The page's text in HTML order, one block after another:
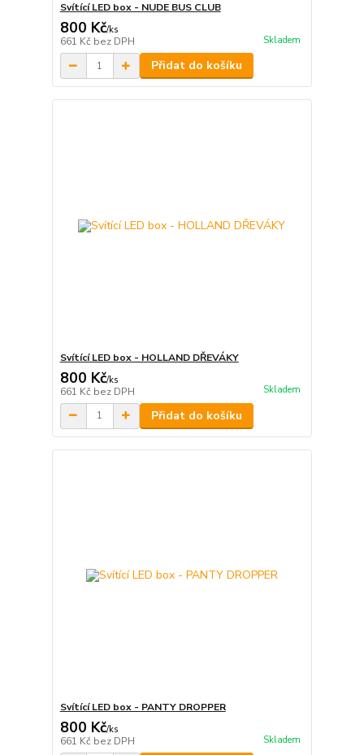
Svítící LED box - NUDE BUS CLUB
800 Kč/ks
661 Kč bez DPH Skladem
Přidat do košíku
Svítící LED box - HOLLAND DŘEVÁKY
800 Kč/ks
661 Kč bez DPH Skladem
Přidat do košíku
Svítící LED box - PANTY DROPPER
800 Kč/ks
661 Kč bez DPH Skladem